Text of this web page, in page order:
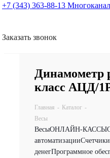
+7 (343) 363-88-13
Заказать звонок
Динамометр
класс АЦД/
Главная - Каталог -
Весы
ВесыОНЛАЙН-КАССЫ
автоматизации
денегПрограммное